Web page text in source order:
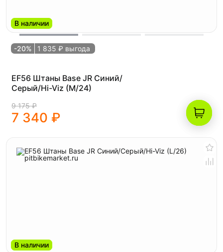
В наличии
-20% 1 835 ₽ выгода
EF56 Штаны Base JR Синий/
Серый/Hi-Viz (M/24)
9 175 ₽
7 340 ₽
В наличии